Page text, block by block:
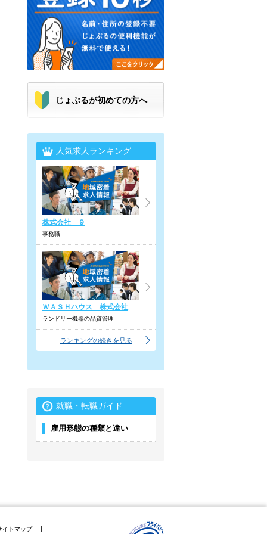
じょぶるが初めての方へ
人気求人ランキング
株式会社 ９
事務職
ＷＡＳＨハウス 株式会社
ランドリー機器の品質管理
ランキングの続きを見る
就職・転職ガイド
雇用形態の種類と違い
イトマップ